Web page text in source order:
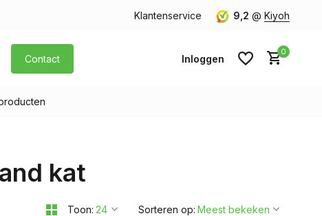
Gratis verzending v.a. € 40,- (Alleen Nederland)
Klantenservice 9,2 @ Kiyoh
Contact Inloggen
0
kat
Toon: Sorteren op: